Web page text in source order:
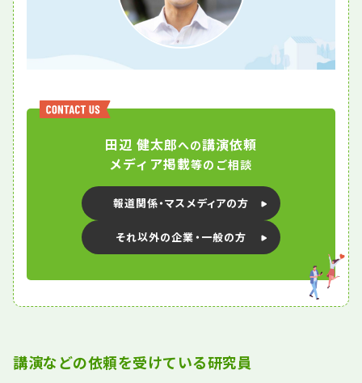
田辺 健太郎への講演依頼
メディア掲載等のご相談
報道関係・マスメディアの方
それ以外の企業・一般の方
講演などの依頼を受けている研究員